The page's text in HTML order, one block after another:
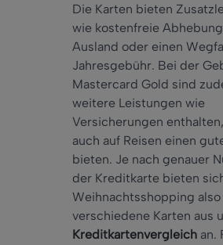
Die Karten bieten
wie kostenfreie
Ausland oder einen
Jahresgebühr. Bei der
Mastercard Gold sind
weitere Leistungen wie
Versicherungen
auch auf Reisen einen
bieten. Je nach genauer
der Kreditkarte bieten
Weihnachtsshopping
verschiedene Karten aus
Kreditkartenvergleich an.